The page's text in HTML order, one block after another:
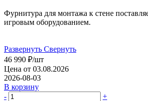
Фурнитура для монтажа к стене
игровым оборудованием.
Развернуть Свернуть
46 990 ₽/шт
Цена от 03.08.2026
2026-08-03
В корзину
-
+